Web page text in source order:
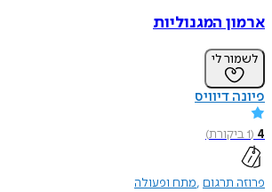
המגנוליות
לי
דיוויס
)
תרגום מתח ופעולה